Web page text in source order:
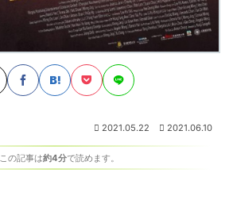
2021.05.22 2021.06.10
この記事は約4分で読めます。